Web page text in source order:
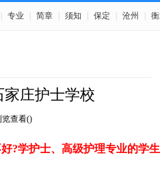
专业 简章 须知 保定 沧州
家庄护士学校
览查看()
?学护士、高级护理专业的学